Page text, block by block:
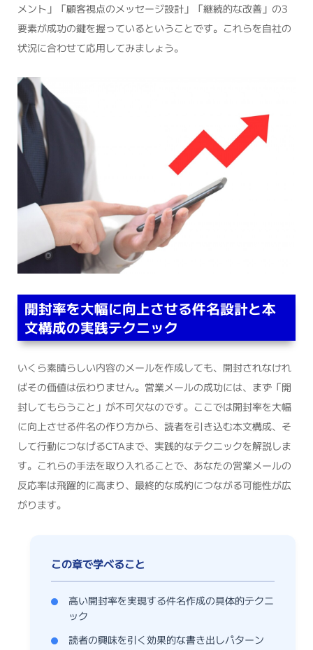
メント」「顧客視点のメッセージ設計」「継続的な改善」の3
要素が成功の鍵を握っているということです。これらを自社の
状況に合わせて応用してみましょう。
開封率を大幅に向上させる件名設計と本
文構成の実践テクニック
いくら素晴らしい内容のメールを作成しても、開封されなけれ
ばその価値は伝わりません。営業メールの成功には、まず「開
封してもらうこと」が不可欠なのです。ここでは開封率を大幅
に向上させる件名の作り方から、読者を引き込む本文構成、そ
して行動につなげるCTAまで、実践的なテクニックを解説しま
す。これらの手法を取り入れることで、あなたの営業メールの
反応率は飛躍的に高まり、最終的な成約につながる可能性が広
がります。
高い開封率を実現する件名作成の具体的テクニ
ック
読者の興味を引く効果的な書き出しパターン